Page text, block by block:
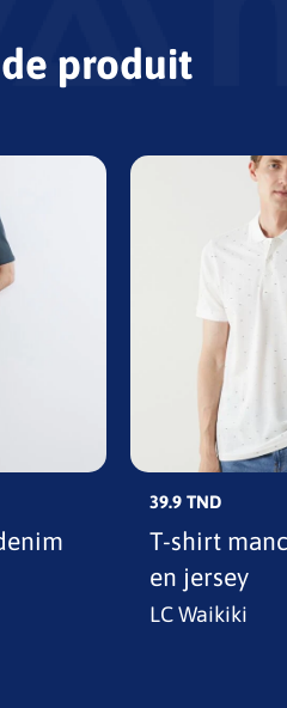
produit
39.9 TND
T-shirt
en jersey
LC Waikiki